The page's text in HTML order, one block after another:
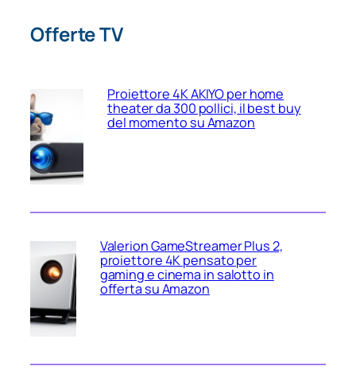
Offerte TV
Proiettore 4K AKIYO per home
theater da 300 pollici, il best buy
del momento su Amazon
Valerion GameStreamer Plus 2,
proiettore 4K pensato per
gaming e cinema in salotto in
offerta su Amazon